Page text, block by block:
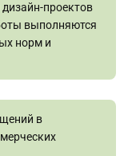
проектов
выполняются
норм и
в